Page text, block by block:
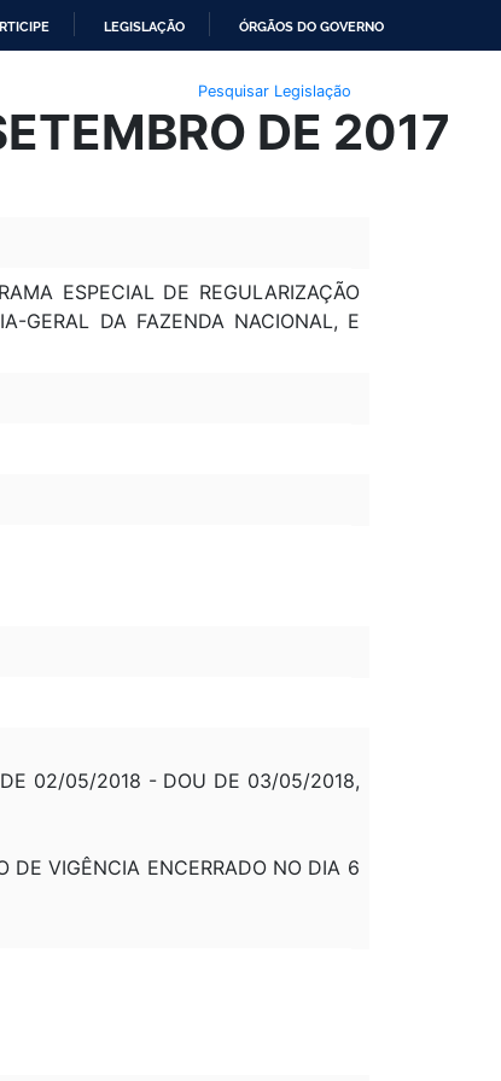
LEGISLAÇÃO ÓRGÃOS DO GOVERNO
Pesquisar Legislação
DE 2017
ESPECIAL DE REGULARIZAÇÃO
GERAL DA FAZENDA NACIONAL, E
DE 02/05/2018 - DOU DE 03/05/2018,
DE VIGÊNCIA ENCERRADO NO DIA 6